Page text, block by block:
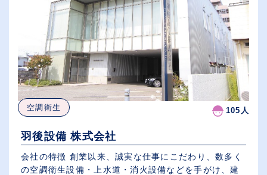
空調衛生 105人
羽後設備 株式会社
会社の特徴 創業以来、誠実な仕事にこだわり、数多く
の空調衛生設備・上水道・消火設備などを手がけ、建